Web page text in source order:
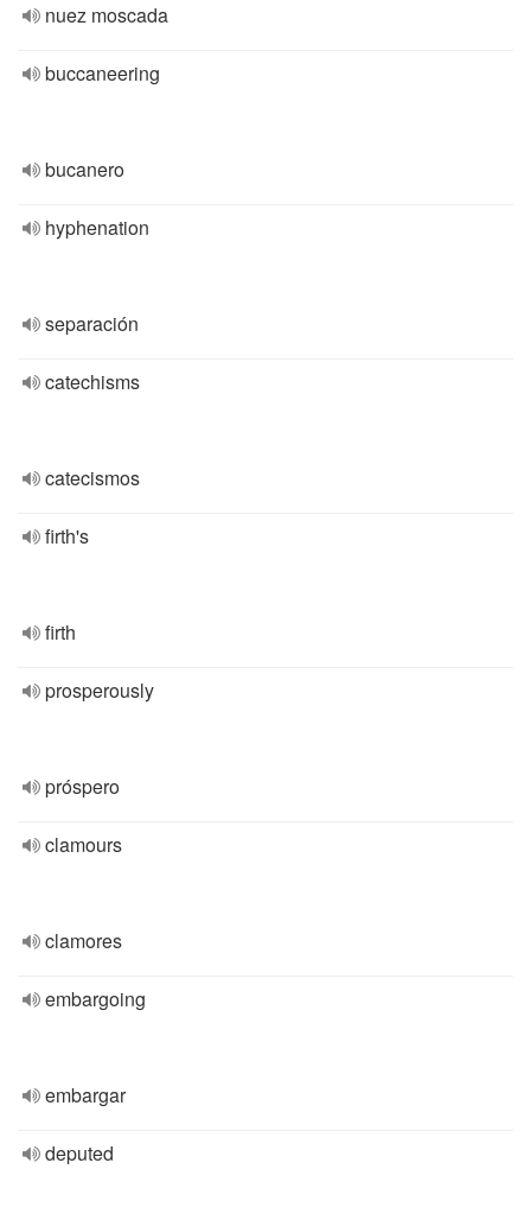
nuez moscada
buccaneering
bucanero
hyphenation
separación
catechisms
catecismos
firth's
firth
prosperously
próspero
clamours
clamores
embargoing
embargar
deputed